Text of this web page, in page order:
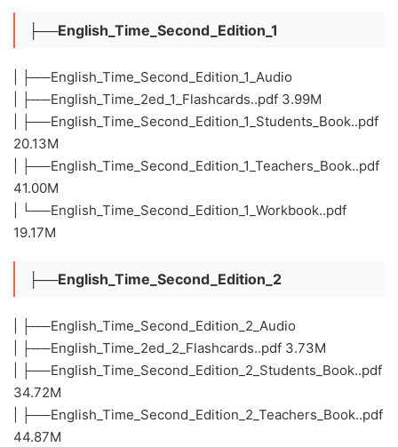
├──English_Time_Second_Edition_1
| ├──English_Time_Second_Edition_1_Audio
| ├──English_Time_2ed_1_Flashcards..pdf 3.99M
| ├──English_Time_Second_Edition_1_Students_Book..pdf
20.13M
| ├──English_Time_Second_Edition_1_Teachers_Book..pdf
41.00M
| └──English_Time_Second_Edition_1_Workbook..pdf
19.17M
├──English_Time_Second_Edition_2
| ├──English_Time_Second_Edition_2_Audio
| ├──English_Time_2ed_2_Flashcards..pdf 3.73M
| ├──English_Time_Second_Edition_2_Students_Book..pdf
34.72M
| ├──English_Time_Second_Edition_2_Teachers_Book..pdf
44.87M